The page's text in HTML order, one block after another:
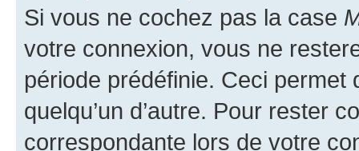
Si vous ne cochez pas la case
votre connexion, vous ne
période prédéfinie. Ceci permet
quelqu’un d’autre. Pour rester
correspondante lors de votre